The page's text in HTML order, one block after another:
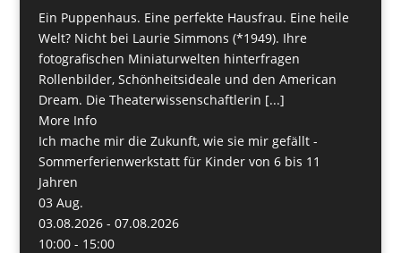
Ein Puppenhaus. Eine perfekte Hausfrau. Eine heile
Welt? Nicht bei Laurie Simmons (*1949). Ihre
fotografischen Miniaturwelten hinterfragen
Rollenbilder, Schönheitsideale und den American
Dream. Die Theaterwissenschaftlerin [...]
More Info
Ich mache mir die Zukunft, wie sie mir gefällt -
Sommerferienwerkstatt für Kinder von 6 bis 11
Jahren
03 Aug.
03.08.2026 - 07.08.2026
10:00 - 15:00